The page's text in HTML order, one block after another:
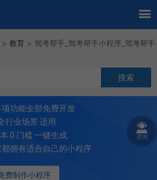
> 教育 > 驾考帮手_驾考帮手小程序_驾考帮手
费制作小程序
项功能全部免费开发
行业场景 适用
0 门槛 一键生成
拥有适合自己的小程序